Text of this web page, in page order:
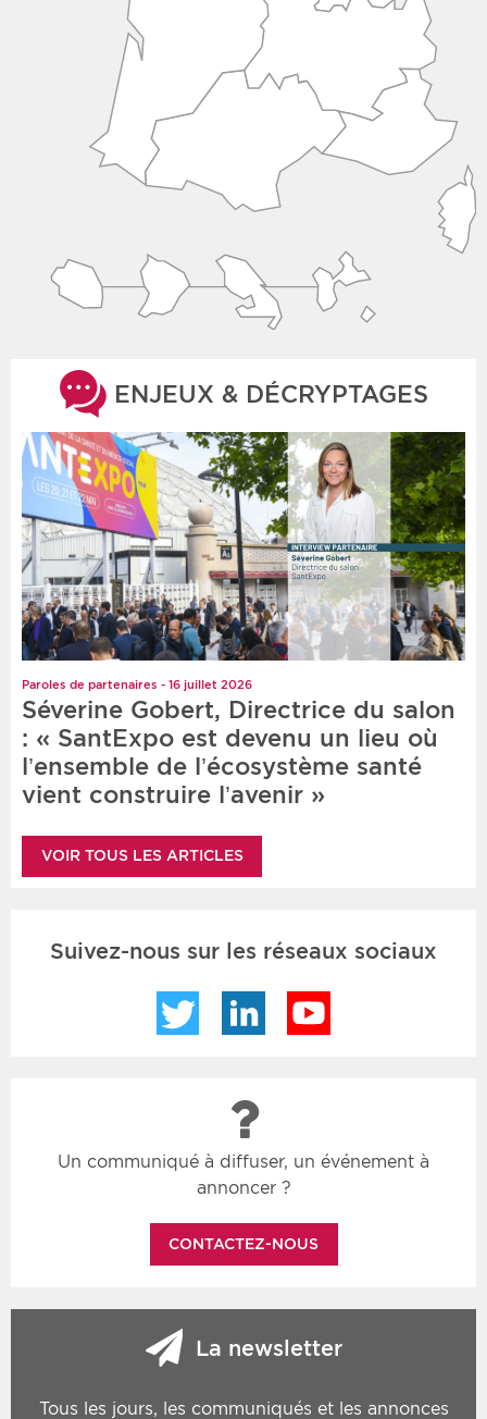
ENJEUX & DÉCRYPTAGES
Paroles de partenaires - 16 juillet 2026
Séverine Gobert, Directrice du salon
: « SantExpo est devenu un lieu où
l’ensemble de l’écosystème santé
vient construire l’avenir »
VOIR TOUS LES ARTICLES
Suivez-nous sur les réseaux sociaux
Twitter LinkedIn
Un communiqué à diffuser, un événement à
annoncer ?
CONTACTEZ-NOUS
La newsletter
Tous les jours, les communiqués et les annonces